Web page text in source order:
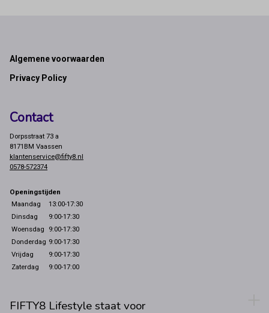
Footer
Algemene voorwaarden
Privacy Policy
Contact
Dorpsstraat 73 a
8171BM Vaassen
klantenservice@fifty8.nl
0578-572374
Openingstijden
Maandag
13:00-17:30
Dinsdag
9:00-17:30
Woensdag
9:00-17:30
Donderdag 9:00-17:30
Vrijdag
9:00-17:30
Zaterdag
9:00-17:00
FIFTY8 Lifestyle staat voor